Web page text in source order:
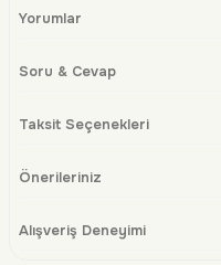
Yorumlar
Soru & Cevap
Taksit Seçenekleri
Önerileriniz
Alışveriş Deneyimi